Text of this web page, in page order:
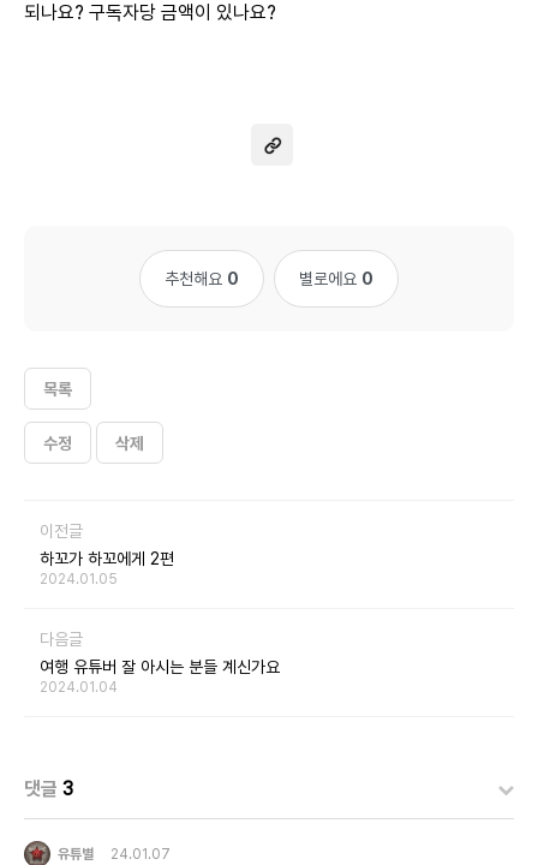
되나요? 구독자당 금액이 있나요?
추천해요 0 별로에요 0
목록
수정 삭제
이전글
하꼬가 하꼬에게 2편
2024.01.05
다음글
여행 유튜버 잘 아시는 분들 계신가요
2024.01.04
댓글 3
유튜별 24.01.07